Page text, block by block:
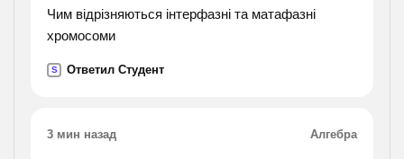
Чим відрізняються інтерфазні та матафазні
хромосоми
S Ответил Студент
3 мин назад Алгебра